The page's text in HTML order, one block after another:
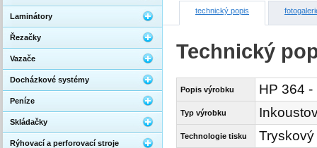
technický popis
Technický
Popis výrobku HP 364 -
Typ výrobku
Technologie tisku Tryskový
Laminátory
Řezačky
Vazače
Docházkové systémy
Peníze
Skládačky
Rýhovací a perforovací stroje